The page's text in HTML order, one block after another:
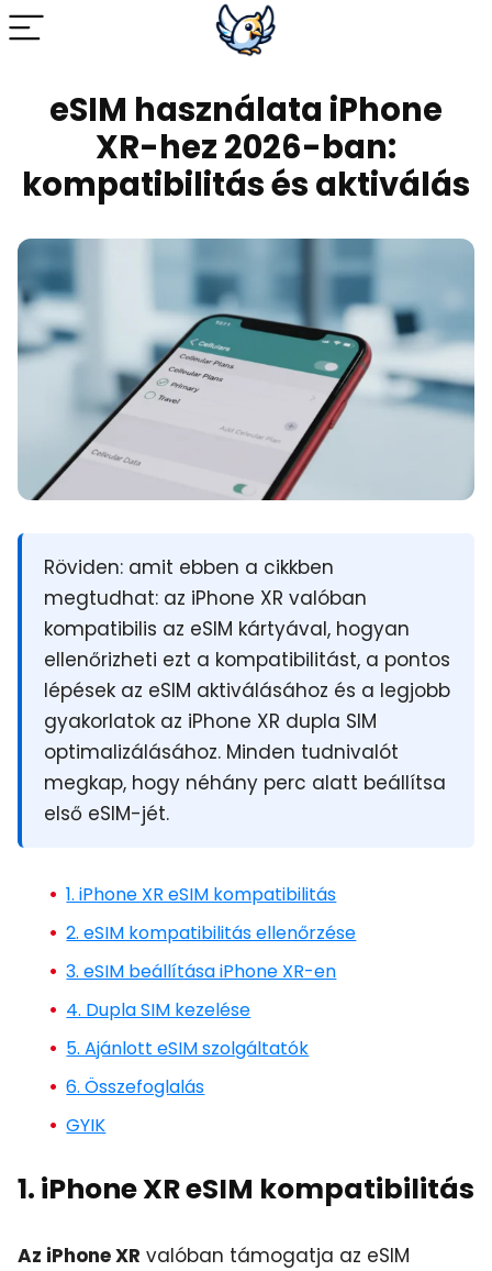
eSIM használata iPhone
XR-hez 2026-ban:
kompatibilitás és aktiválás
Röviden: amit ebben a cikkben
megtudhat: az iPhone XR valóban
kompatibilis az eSIM kártyával, hogyan
ellenőrizheti ezt a kompatibilitást, a pontos
lépések az eSIM aktiválásához és a legjobb
gyakorlatok az iPhone XR dupla SIM
optimalizálásához. Minden tudnivalót
megkap, hogy néhány perc alatt beállítsa
első eSIM-jét.
1. iPhone XR eSIM kompatibilitás
2. eSIM kompatibilitás ellenőrzése
3. eSIM beállítása iPhone XR-en
4. Dupla SIM kezelése
5. Ajánlott eSIM szolgáltatók
6. Összefoglalás
GYIK
1. iPhone XR eSIM kompatibilitás
Az iPhone XR valóban támogatja az eSIM